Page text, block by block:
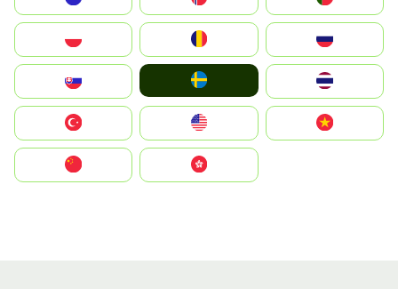
United States
中國香港特別行政區